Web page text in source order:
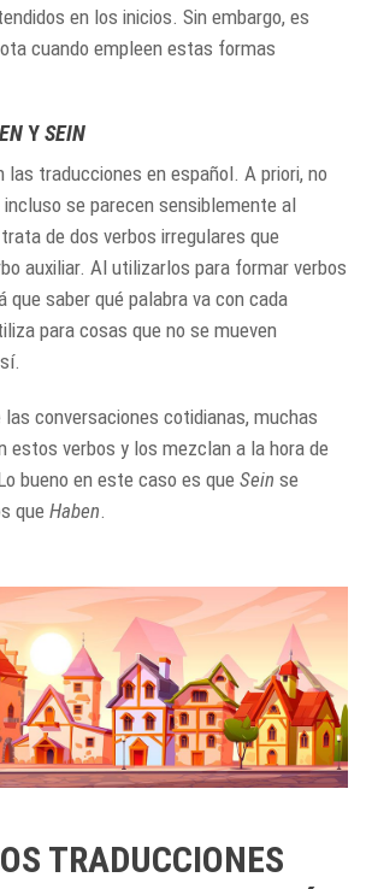
en los inicios. Sin embargo, es
cuando empleen estas formas
YSEIN
las traducciones en español. A priori, no
se parecen sensiblemente al
de dos verbos irregulares que
auxiliar. Al utilizarlos para formar verbos
que saber qué palabra va con cada
para cosas que no se mueven
conversaciones cotidianas, muchas
estos verbos y los mezclan a la hora de
bueno en este caso es que Sein se
que Haben.
TRADUCCIONES